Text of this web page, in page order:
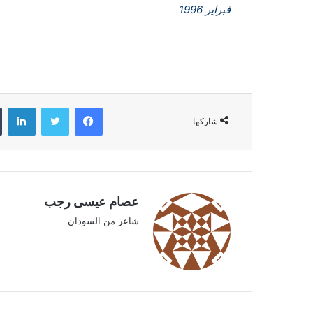
فبراير 1996
شاركها
فيسبوك لينكدإن
عصام عيسى رجب
شاعر من السودان